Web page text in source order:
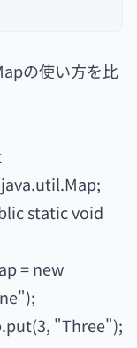
の使い方を比
static void
= new
"Three");